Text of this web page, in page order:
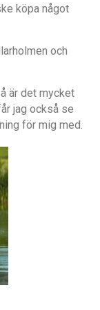
köpa något
och
är det mycket
jag också se
för mig med.